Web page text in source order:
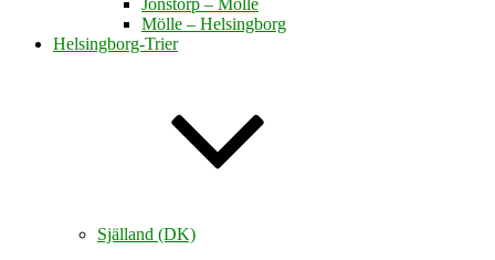
Jonstorp – Mölle
Mölle – Helsingborg
Helsingborg-Trier
Själland (DK)